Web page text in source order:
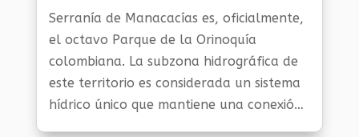
Al Día,Planeta Verde
Serranía de Manacacías es, oficialmente,
el octavo Parque de la Orinoquía
colombiana. La subzona hidrográfica de
este territorio es considerada un sistema
hídrico único que mantiene una conexión